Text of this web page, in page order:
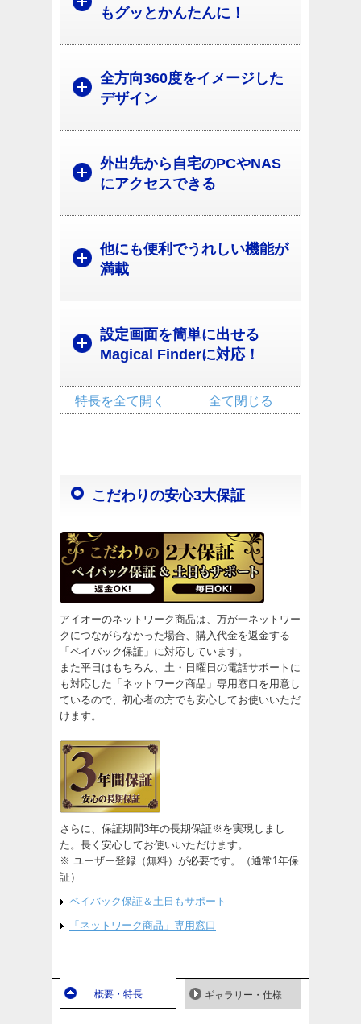
もグッとかんたんに！
全方向360度をイメージした
デザイン
外出先から自宅のPCやNAS
にアクセスできる
他にも便利でうれしい機能が
満載
設定画面を簡単に出せる
Magical Finderに対応！
全て閉じる
特長を全て開く
こだわりの安心3大保証
アイオーのネットワーク商品は、万が一ネットワー
クにつながらなかった場合、購入代金を返金する
「ペイバック保証」に対応しています。
また平日はもちろん、土・日曜日の電話サポートに
も対応した「ネットワーク商品」専用窓口を用意し
ているので、初心者の方でも安心してお使いいただ
けます。
さらに、保証期間3年の長期保証※を実現しまし
た。長く安心してお使いいただけます。
※ ユーザー登録（無料）が必要です。（通常1年保
証）
ペイバック保証＆土日もサポート
「ネットワーク商品」専用窓口
概要・特長 ギャラリー・仕様